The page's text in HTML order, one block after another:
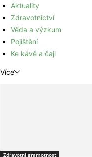
Aktuality
Zdravotnictví
Věda a výzkum
Pojištění
Ke kávě a čaji
Více
Zdravotní gramotnost